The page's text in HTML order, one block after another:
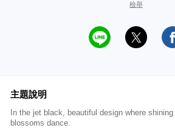
檢舉
主題說明
In the jet black, beautiful design where
blossoms dance.